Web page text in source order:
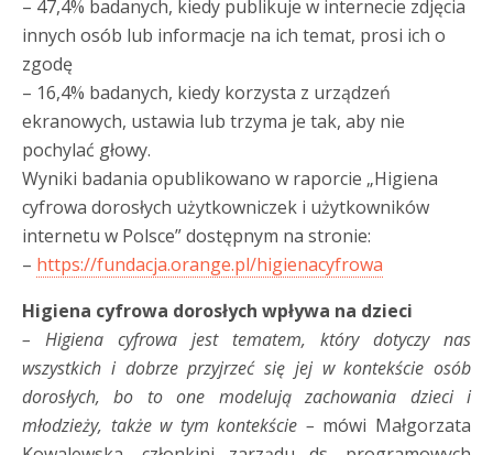
– 47,4% badanych, kiedy publikuje w internecie zdjęcia
innych osób lub informacje na ich temat, prosi ich o
zgodę
– 16,4% badanych, kiedy korzysta z urządzeń
ekranowych, ustawia lub trzyma je tak, aby nie
pochylać głowy.
Wyniki badania opublikowano w raporcie „Higiena
cyfrowa dorosłych użytkowniczek i użytkowników
internetu w Polsce” dostępnym na stronie:
– https://fundacja.orange.pl/higienacyfrowa
Higiena cyfrowa dorosłych wpływa na dzieci
– Higiena cyfrowa jest tematem, który dotyczy nas
wszystkich i dobrze przyjrzeć się jej w kontekście osób
dorosłych, bo to one modelują zachowania dzieci i
młodzieży, także w tym kontekście – mówi Małgorzata